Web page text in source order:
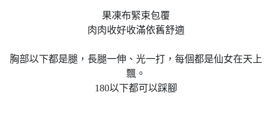
果凍布緊束包覆
肉肉收好收滿依舊舒適
胸部以下都是腿，長腿一伸、光一打，每個都是仙女在天上
飄。
180以下都可以踩腳